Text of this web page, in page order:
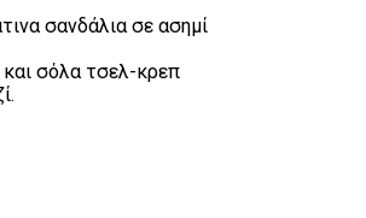
σανδάλια σε ασημί
σόλα τσελ-κρεπ